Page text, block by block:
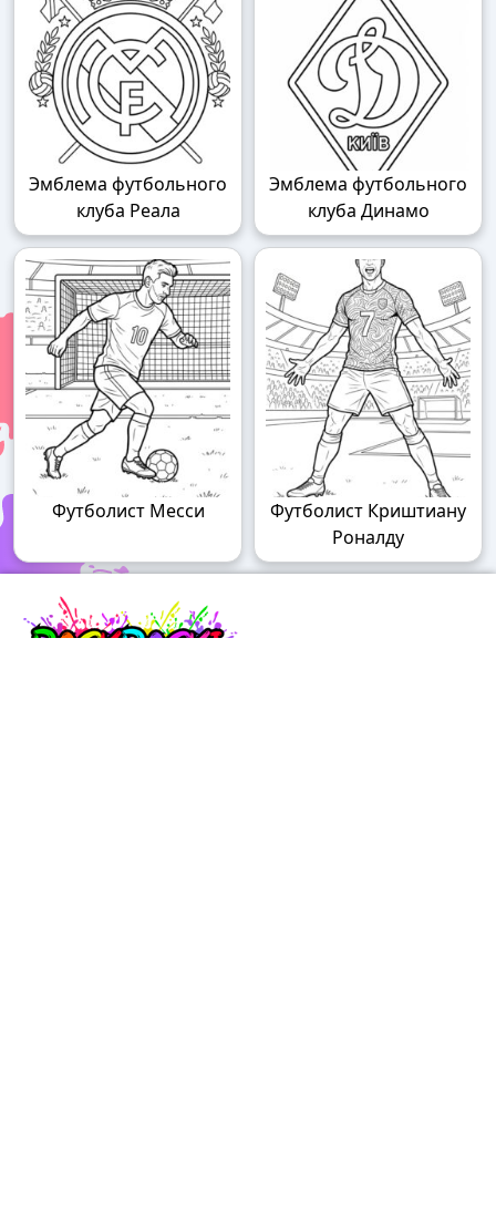
Эмблема футбольного
клуба Реала
Эмблема футбольного
клуба Динамо
Футболист Месси
Футболист Криштиану
Роналду